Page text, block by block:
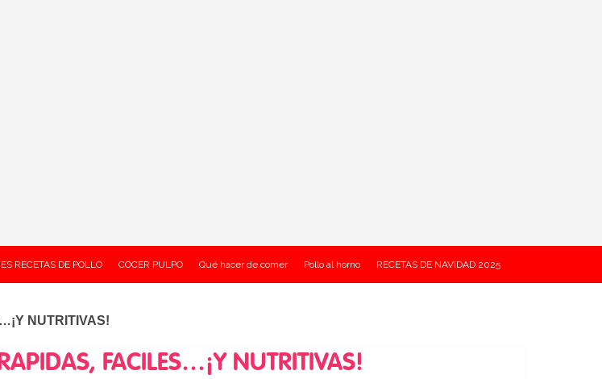
RECETAS DE POLLO COCER PULPO Qué hacer de comer Pollo al horno RECETAS DE NAVIDAD 2025
NUTRITIVAS!
FACILES…¡Y NUTRITIVAS!